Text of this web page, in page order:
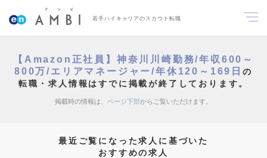
若手ハイキャリアのスカウト転職
【Amazon正社員】神奈川川崎勤務/年収600～
800万/エリアマネージャー/年休120～169日の
転職・求人情報はすでに掲載が終了しております。
掲載時の情報は、 ページ下部からご覧いただけます。
最近ご覧になった求人に基づいた
おすすめの求人